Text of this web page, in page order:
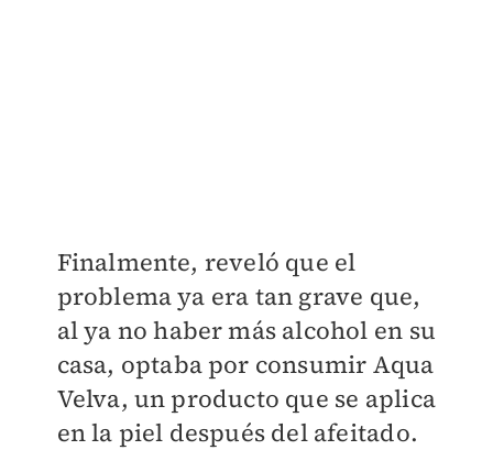
Finalmente, reveló que el
problema ya era tan grave que,
al ya no haber más alcohol en su
casa, optaba por consumir Aqua
Velva, un producto que se aplica
en la piel después del afeitado.